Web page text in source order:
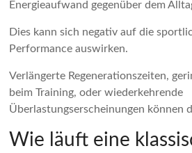
Energieaufwand gegenüber dem
Dies kann sich negativ auf die
Performance auswirken.
Verlängerte Regenerationszeiten,
beim Training, oder wiederkehrende
Überlastungserscheinungen können
Wie läuft eine